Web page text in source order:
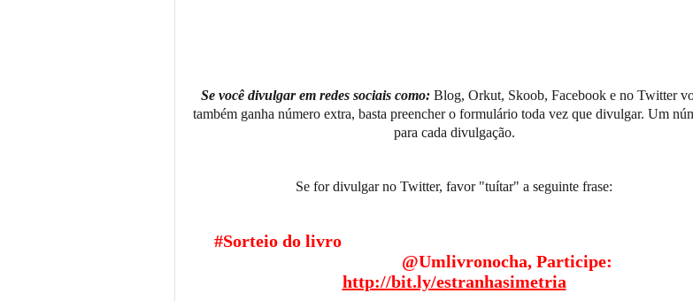
Se você divulgar em redes sociais como: Blog, Orkut, Skoob, Facebook e no Twitter
também ganha número extra, basta preencher o formulário toda vez que divulgar. Um
para cada divulgação.
Se for divulgar no Twitter, favor "tuítar" a seguinte frase:
#Sorteio do livro
@Umlivronocha, Participe:
http://bit.ly/estranhasimetria